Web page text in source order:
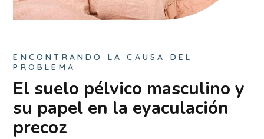
ENCONTRANDO LA CAUSA DEL
PROBLEMA
El suelo pélvico masculino y
su papel en la eyaculación
precoz